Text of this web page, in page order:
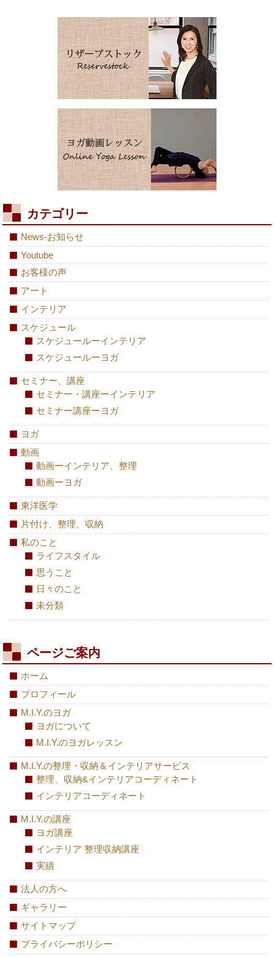
カテゴリー
News-お知らせ
Youtube
お客様の声
アート
インテリア
スケジュール
スケジュールーインテリア
スケジュールーヨガ
セミナー、講座
セミナー・講座ーインテリア
セミナー講座ーヨガ
ヨガ
動画
動画ーインテリア、整理
動画ーヨガ
東洋医学
片付け、整理、収納
私のこと
ライフスタイル
思うこと
日々のこと
未分類
ページご案内
ホーム
プロフィール
M.I.Y.のヨガ
ヨガについて
M.I.Y.のヨガレッスン
M.I.Y.の整理・収納＆インテリアサービス
整理、収納&インテリアコーディネート
インテリアコーディネート
M.I.Y.の講座
ヨガ講座
インテリア 整理収納講座
実績
法人の方へ
ギャラリー
サイトマップ
プライバシーポリシー